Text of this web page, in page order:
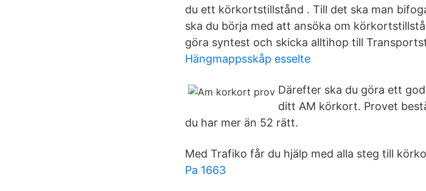
du ett körkortstillstånd . Till det ska man
ska du börja med att ansöka om
göra syntest och skicka alltihop till
Hängmappsskåp esselte
Därefter ska du göra ett
ditt AM körkort. Provet
du har mer än 52 rätt.
Med Trafiko får du hjälp med alla steg till
Pa 1663